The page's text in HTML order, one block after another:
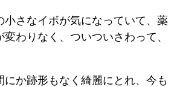
さなイボが気になっていて、薬
わりなく、ついついさわって、
か跡形もなく綺麗にとれ、今も